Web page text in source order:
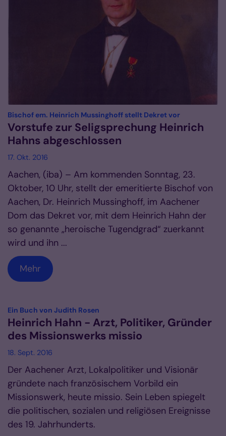
Bischof em. Heinrich Mussinghoff stellt Dekret vor:
Vorstufe zur Seligsprechung Heinrich
Hahns abgeschlossen
17. Okt. 2016
Aachen, (iba) – Am kommenden Sonntag, 23.
Oktober, 10 Uhr, stellt der emeritierte Bischof von
Aachen, Dr. Heinrich Mussinghoff, im Aachener
Dom das Dekret vor, mit dem Heinrich Hahn der
so genannte „heroische Tugendgrad“ zuerkannt
wird und ihn ...
Mehr
Ein Buch von Judith Rosen
Heinrich Hahn - Arzt, Politiker, Gründer
des Missionswerks missio
18. Sept. 2016
Der Aachener Arzt, Lokalpolitiker und Visionär
gründete nach französischem Vorbild ein
Missionswerk, heute missio. Sein Leben spiegelt
die politischen, sozialen und religiösen Ereignisse
des 19. Jahrhunderts.